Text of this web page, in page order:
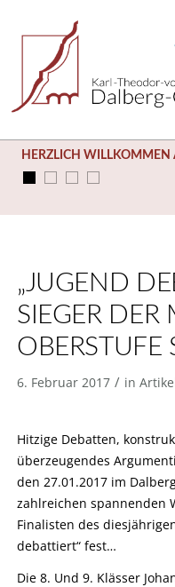
HERZLICH
„JUGEND
SIEGER DER
OBERSTUFE
6. Februar 2017 / in
Hitzige Debatten,
überzeugendes
den 27.01.2017 im
zahlreichen spannenden
Finalisten des
debattiert“ fest…
Die 8. Und 9. Klässer